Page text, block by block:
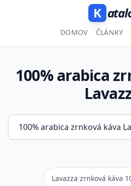
K
DOMOV ČLÁNKY
100% arabica
Lavazza zrnková káva